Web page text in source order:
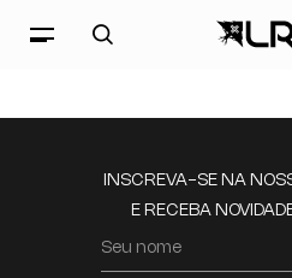
INSCREVA-SE NA
E RECEBA
Seu nome